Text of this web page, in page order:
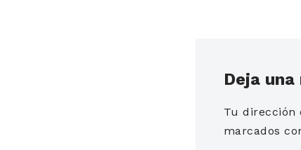
Deja
Tu dirección
marcados